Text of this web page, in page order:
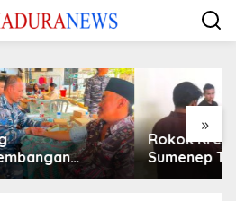
»
Rokok Kretek APHT
Sumenep Tembus
Pasar Indonesia Timur